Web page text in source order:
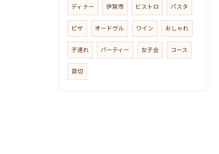
ディナー 伊賀市 ビストロ パスタ
ピザ オードヴル ワイン おしゃれ
子連れ パーティー 女子会 コース
貸切